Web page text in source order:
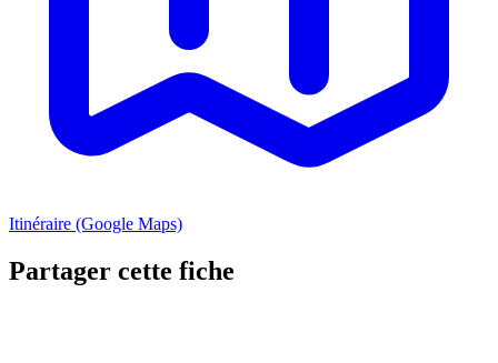
Itinéraire (Google Maps)
Partager cette fiche